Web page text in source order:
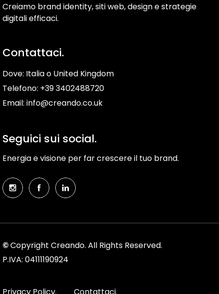
Creiamo brand identity, siti web, design e strategie
digitali efficaci.
Contattaci.
Dove: Italia o United Kingdom
Telefono: +39 3402488720
Email: info@creando.co.uk
Seguici sui social.
Energia e visione per far crescere il tuo brand.
©Copyright Creando. All Rights Reserved.
P.IVA: 04111190924
Privacy Policy. Contattaci.